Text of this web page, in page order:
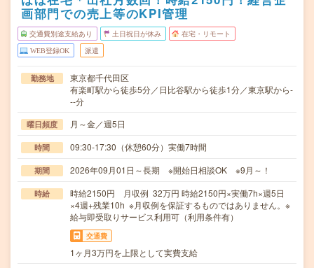
画部門での売上等のKPI管理
交通費別途支給あり 土日祝日が休み 在宅・リモート
WEB登録OK 派遣
勤務地
東京都千代田区
有楽町駅から徒歩5分／日比谷駅から徒歩1分／東京駅から-
--分
曜日頻度 月～金／週5日
時間 09:30-17:30（休憩60分）実働7時間
期間 2026年09月01日～長期 ※開始日相談OK ※9月～！
時給
時給2150円 月収例 32万円 時給2150円×実働7h×週5日
×4週+残業10h ※月収例を保証するものではありません。※
給与即受取りサービス利用可（利用条件有）
交通費
1ヶ月3万円を上限として実費支給